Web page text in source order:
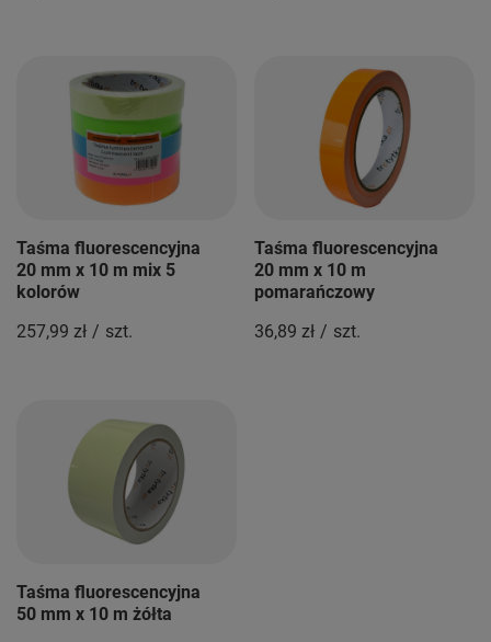
Taśma fluorescencyjna
20 mm x 10 m mix 5
kolorów
257,99 zł / szt.
Taśma fluorescencyjna
20 mm x 10 m
pomarańczowy
36,89 zł / szt.
Taśma fluorescencyjna
50 mm x 10 m żółta